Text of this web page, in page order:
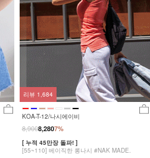
KOA-T-12/나시에이비
7%
8,9008,280
[ 누적 45만장 돌파! ]
[55~110] 베이직한 롱나시 #NAK MADE.
리뷰 1,684